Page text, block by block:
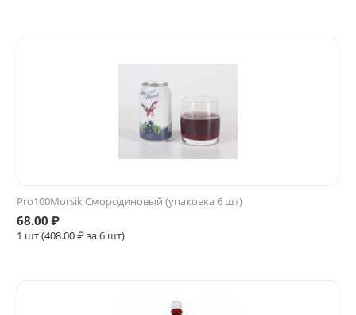
Pro100Morsik Смородиновый (упаковка 6 шт)
68.00 ₽
1 шт (408.00₽ за 6 шт)